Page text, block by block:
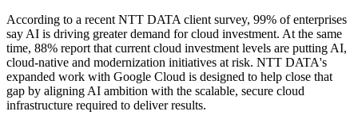
According to a recent NTT DATA client survey, 99% of enterprises
say AI is driving greater demand for cloud investment. At the same
time, 88% report that current cloud investment levels are putting AI,
cloud-native and modernization initiatives at risk. NTT DATA's
expanded work with Google Cloud is designed to help close that
gap by aligning AI ambition with the scalable, secure cloud
infrastructure required to deliver results.